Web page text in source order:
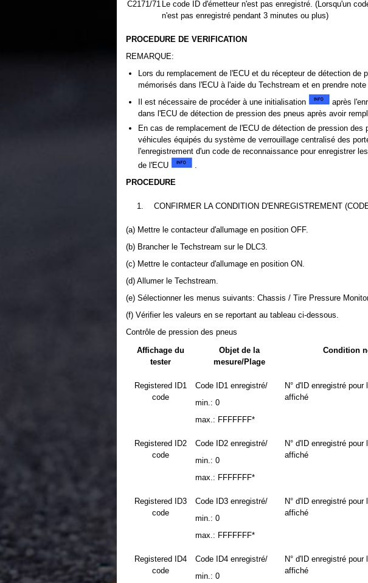
C2171/71 Le code ID d'émetteur n'est pas enregistré. (Lorsqu'un
n'est pas enregistré pendant 3 minutes ou plus)
PROCEDURE DE VERIFICATION
REMARQUE:
Lors du remplacement de l'ECU et du récepteur de détection de
mémorisés dans l'ECU à l'aide du Techstream et en prendre
Il est nécessaire de procéder à une initialisation
après
dans l'ECU de détection de pression des pneus après avoir
En cas de remplacement de l'ECU de détection de pression
véhicules équipés du système de verrouillage centralisé des
l'enregistrement d'un code de reconnaissance pour enregistrer
de l'ECU
.
PROCEDURE
1. CONFIRMER LA CONDITION D'ENREGISTREMENT
(a) Mettre le contacteur d'allumage en position OFF.
(b) Brancher le Techstream sur le DLC3.
(c) Mettre le contacteur d'allumage en position ON.
(d) Allumer le Techstream.
(e) Sélectionner les menus suivants: Chassis / Tire Pressure
(f) Vérifier les valeurs en se reportant au tableau ci-dessous.
Contrôle de pression des pneus
Affichage du
tester
Objet de la
mesure/Plage
Condition
Registered ID1
code
Code ID1 enregistré/
min.: 0
max.: FFFFFFF*
N° d'ID enregistré pour
affiché
Registered ID2
code
Code ID2 enregistré/
min.: 0
max.: FFFFFFF*
N° d'ID enregistré pour
affiché
Registered ID3
code
Code ID3 enregistré/
min.: 0
max.: FFFFFFF*
N° d'ID enregistré pour
affiché
Registered ID4
code
Code ID4 enregistré/
min.: 0
N° d'ID enregistré pour
affiché